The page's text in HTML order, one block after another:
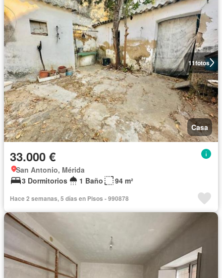
11fotos
Casa
33.000 €
San Antonio, Mérida
3 Dormitorios
1 Baño 94 m²
Hace 2 semanas, 5 días en Pisos - 990878